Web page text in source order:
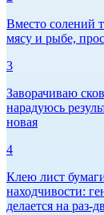
Вместо солений
мясу и рыбе,
3
Заворачиваю
нарадуюсь
новая
4
Клею лист
находчивости:
делается на раз-